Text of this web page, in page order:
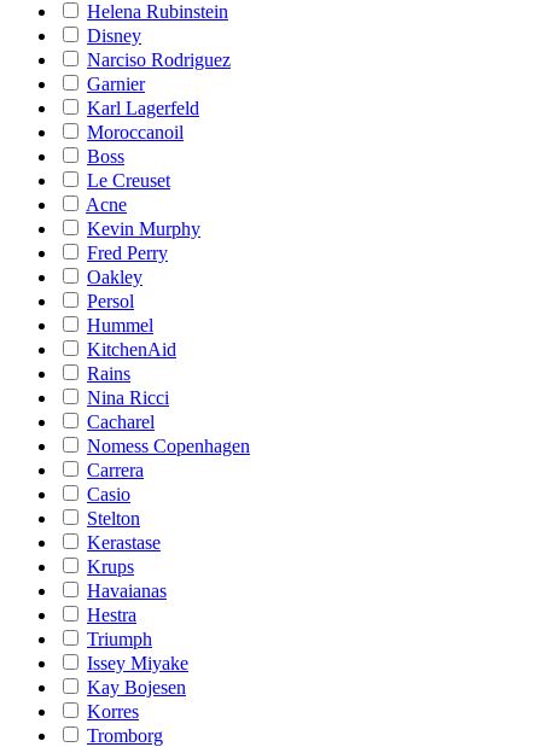
Helena Rubinstein
Disney
Narciso Rodriguez
Garnier
Karl Lagerfeld
Moroccanoil
Boss
Le Creuset
Acne
Kevin Murphy
Fred Perry
Oakley
Persol
Hummel
KitchenAid
Rains
Nina Ricci
Cacharel
Nomess Copenhagen
Carrera
Casio
Stelton
Kerastase
Krups
Havaianas
Hestra
Triumph
Issey Miyake
Kay Bojesen
Korres
Tromborg